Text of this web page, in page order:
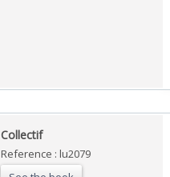
‎Collectif‎
Reference : lu2079